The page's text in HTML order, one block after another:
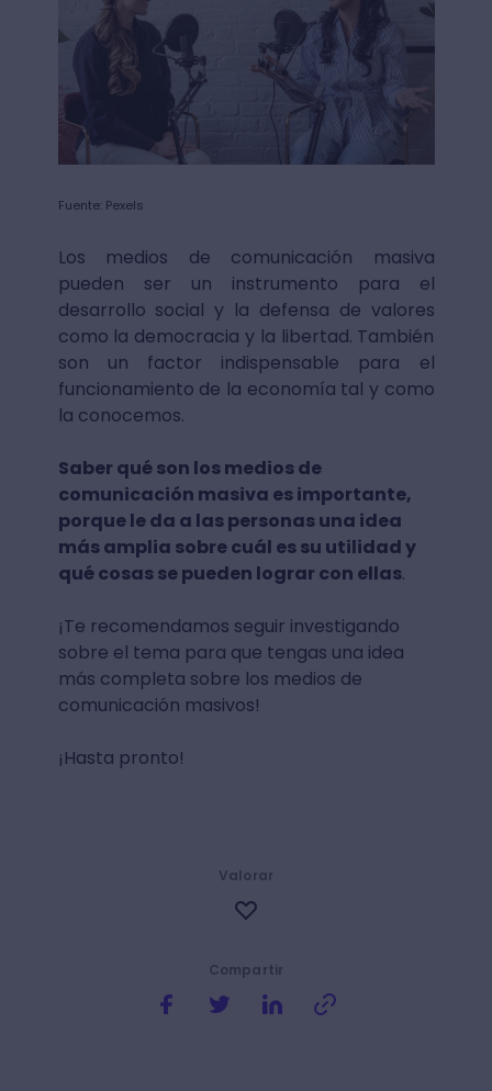
Fuente: Pexels
Los medios de comunicación masiva
pueden ser un instrumento para el
desarrollo social y la defensa de valores
como la democracia y la libertad. También
son un factor indispensable para el
funcionamiento de la economía tal y como
la conocemos.
Saber qué son los medios de
comunicación masiva es importante,
porque le da a las personas una idea
más amplia sobre cuál es su utilidad y
qué cosas se pueden lograr con ellas.
¡Te recomendamos seguir investigando
sobre el tema para que tengas una idea
más completa sobre los medios de
comunicación masivos!
¡Hasta pronto!
Compartir
Valorar